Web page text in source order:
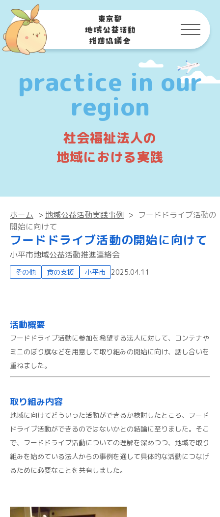
practice in our
region
社会福祉法人の
地域における実践
ホーム > 地域公益活動実践事例 > フードドライブ活動の
開始に向けて
フードドライブ活動の開始に向けて
小平市地域公益活動推進連絡会
その他 食の支援 小平市 2025.04.11
活動概要
フードドライブ活動に参加を希望する法人に対して、コンテナや
ミニのぼり旗などを用意して取り組みの開始に向け、話し合いを
重ねました。
取り組み内容
地域に向けてどういった活動ができるか検討したところ、フード
ドライブ活動ができるのではないかとの結論に至りました。そこ
で、フードドライブ活動についての理解を深めつつ、地域で取り
組みを始めている法人からの事例を通して具体的な活動につなげ
るために必要なことを共有しました。